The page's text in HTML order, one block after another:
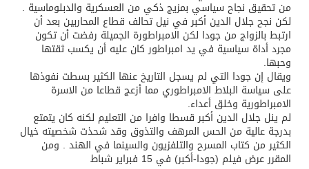
من تحقيق نجاح سياسي بمزيج ذكي من العسكرية والدبلوماسية .
لكن نجح جلال الدين أكبر في نيل تحالف قطاع المحاربين بعد أن
ارتبط بالزواج من جودا لكن الامبراطورة الجميلة رفضت أن تكون
مجرد أداة سياسية في يد امبراطور كان عليه أن يكسب ثقتها
وحبها.
ويقال إن جودا التي لم يسجل التاريخ عنها الكثير بسطت نفوذها
على سياسة البلاط الامبراطوري مما أزعج قطاعا من الاسرة
الامبراطورية وخلق أعداء.
لم ينل جلال الدين أكبر قسطا وافرا من التعليم لكنه كان يتمتع
بدرجة عالية من الحس المرهف والتذوق وقد شحذت شخصيته خيال
الكثير من كتاب المسرح والتلفزيون والسينما في الهند . ومن
المقرر عرض فيلم (جودا-أكبر) في 15 فبراير شباط